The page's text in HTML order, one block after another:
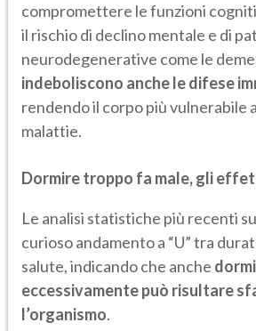
compromettere le funzioni
il rischio di declino mentale e di
neurodegenerative come le
indeboliscono anche le difese
rendendo il corpo più vulnerabile
malattie.
Dormire troppo fa male, gli
Le analisi statistiche più recenti
curioso andamento a “U” tra
salute, indicando che anche
eccessivamente può risultare
l’organismo.